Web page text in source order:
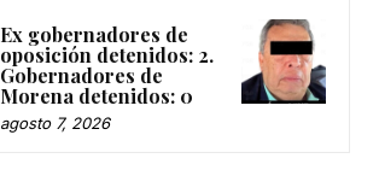
Ex gobernadores de
oposición detenidos: 2.
Gobernadores de
Morena detenidos: 0
agosto 7, 2026